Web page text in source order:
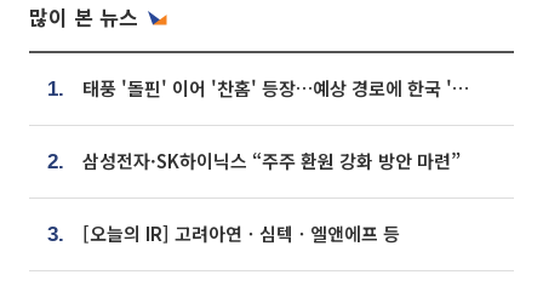
많이 본 뉴스
1. 태풍 '돌핀' 이어 '찬홈' 등장…예상 경로에 한국 '한숨'
2. 삼성전자·SK하이닉스 “주주 환원 강화 방안 마련”
3. [오늘의 IR] 고려아연ㆍ심텍ㆍ엘앤에프 등